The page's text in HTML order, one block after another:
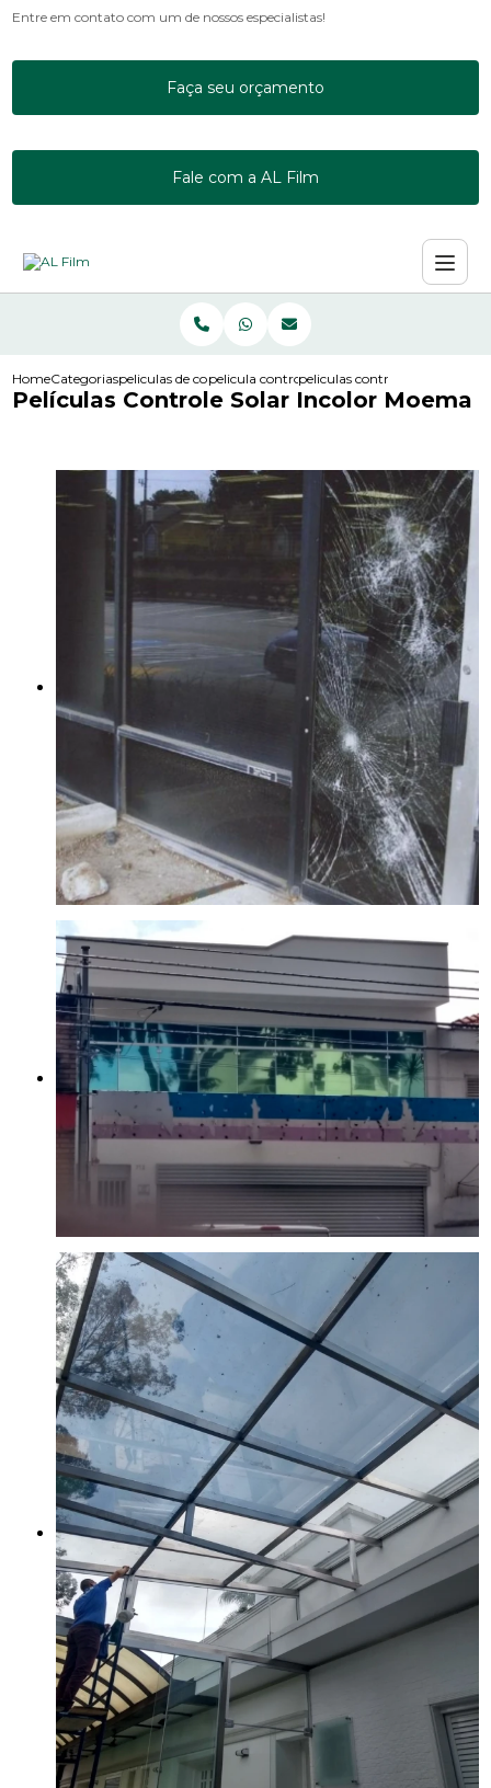
Entre em contato com um de nossos especialistas!
Faça seu orçamento
Fale com a AL Film
HomeCategoriaspeliculas de controle solarpelicula controle solar incolor
peliculas controle solar
Películas Controle Solar Incolor Moema